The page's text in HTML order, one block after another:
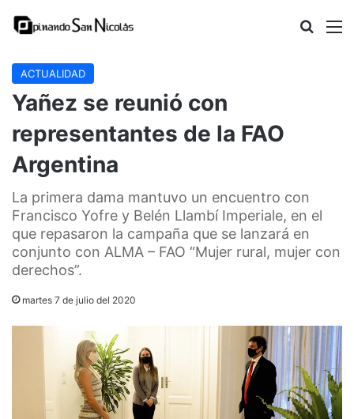
Buscar
ACTUALIDAD
Yañez se reunió con
representantes de la FAO
Argentina
La primera dama mantuvo un encuentro con
Francisco Yofre y Belén Llambí Imperiale, en el
que repasaron la campaña que se lanzará en
conjunto con ALMA – FAO “Mujer rural, mujer con
derechos”.
martes 7 de julio del 2020